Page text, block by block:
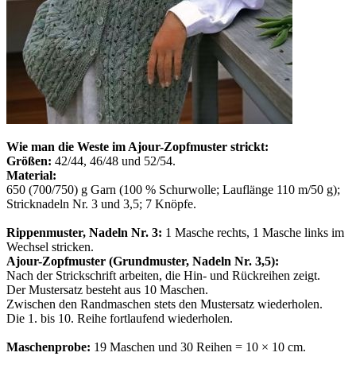
Wie man die Weste im Ajour-Zopfmuster strickt:
Größen: 42/44, 46/48 und 52/54.
Material:
650 (700/750) g Garn (100 % Schurwolle; Lauflänge 110 m/50 g);
Stricknadeln Nr. 3 und 3,5; 7 Knöpfe.
Rippenmuster, Nadeln Nr. 3: 1 Masche rechts, 1 Masche links im
Wechsel stricken.
Ajour-Zopfmuster (Grundmuster, Nadeln Nr. 3,5):
Nach der Strickschrift arbeiten, die Hin- und Rückreihen zeigt.
Der Mustersatz besteht aus 10 Maschen.
Zwischen den Randmaschen stets den Mustersatz wiederholen.
Die 1. bis 10. Reihe fortlaufend wiederholen.
Maschenprobe: 19 Maschen und 30 Reihen = 10 × 10 cm.